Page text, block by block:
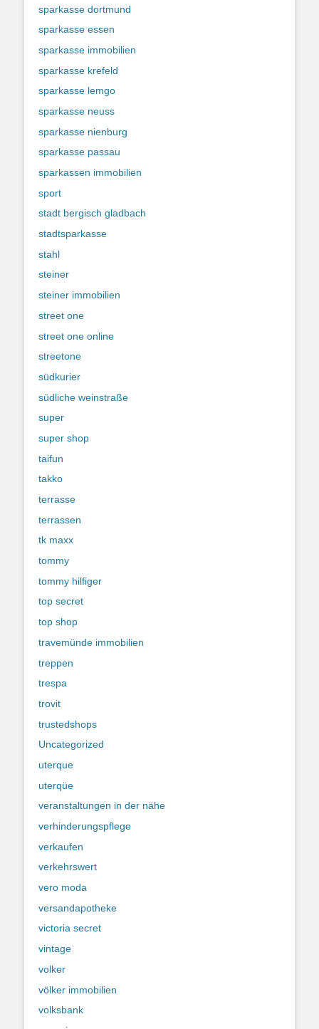
sparkasse dortmund
sparkasse essen
sparkasse immobilien
sparkasse krefeld
sparkasse lemgo
sparkasse neuss
sparkasse nienburg
sparkasse passau
sparkassen immobilien
sport
stadt bergisch gladbach
stadtsparkasse
stahl
steiner
steiner immobilien
street one
street one online
streetone
südkurier
südliche weinstraße
super
super shop
taifun
takko
terrasse
terrassen
tk maxx
tommy
tommy hilfiger
top secret
top shop
travemünde immobilien
treppen
trespa
trovit
trustedshops
Uncategorized
uterque
uterqüe
veranstaltungen in der nähe
verhinderungspflege
verkaufen
verkehrswert
vero moda
versandapotheke
victoria secret
vintage
volker
völker immobilien
volksbank